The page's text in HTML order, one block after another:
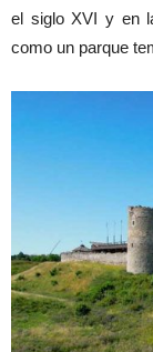
el siglo XVI y en
como un parque